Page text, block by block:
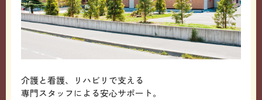
介護と看護、リハビリで支える
専門スタッフによる安心サポート。